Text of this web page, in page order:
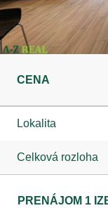
CENA
Lokalita
Celková rozloha
PRENÁJOM 1